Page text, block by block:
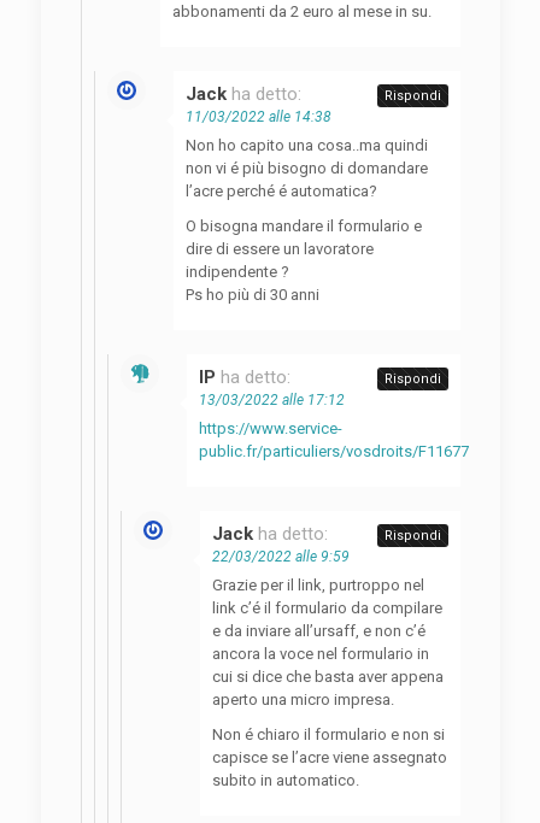
abbonamenti da 2 euro al mese in su.
Jack ha detto:
11/03/2022 alle 14:38
Non ho capito una cosa..ma quindi
non vi é più bisogno di domandare
l’acre perché é automatica?
O bisogna mandare il formulario e
dire di essere un lavoratore
indipendente ?
Ps ho più di 30 anni
Rispondi
IP ha detto:
13/03/2022 alle 17:12
https://www.service-
public.fr/particuliers/vosdroits/F11677
Rispondi
Jack ha detto:
22/03/2022 alle 9:59
Grazie per il link, purtroppo nel
link c’é il formulario da compilare
e da inviare all’ursaff, e non c’é
ancora la voce nel formulario in
cui si dice che basta aver appena
aperto una micro impresa.
Non é chiaro il formulario e non si
capisce se l’acre viene assegnato
subito in automatico.
Rispondi